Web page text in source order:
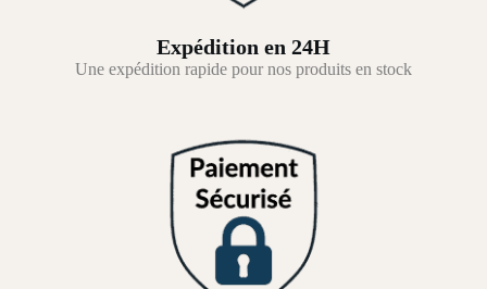
Expédition en 24H
Une expédition rapide pour nos produits en stock